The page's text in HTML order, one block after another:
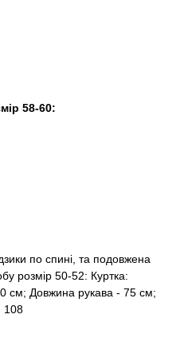
58-60:
по спині, та подовжена
розмір 50-52: Куртка:
см; Довжина рукава - 75 см;
108